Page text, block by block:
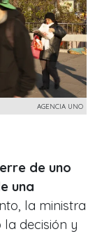
AGENCIA UNO
de uno
una
la ministra
la decisión y